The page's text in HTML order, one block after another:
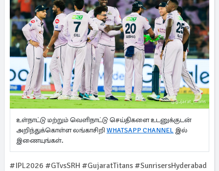
உள்நாட்டு மற்றும் வெளிநாட்டு செய்திகளை உடனுக்குடன்
அறிந்துக்கொள்ள லங்காசிறி WHATSAPP CHANNEL இல்
இணையுங்கள்.
#IPL2026 #GTvsSRH #GujaratTitans #SunrisersHyderabad